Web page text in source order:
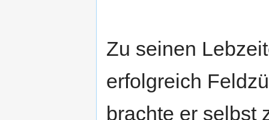
Zu seinen
erfolgreich
brachte er selbst